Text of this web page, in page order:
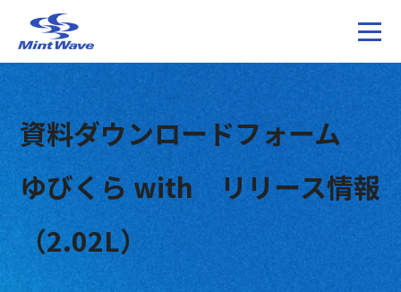
資料ダウンロードフォーム
ゆびくら with リリース情報
（2.02L）